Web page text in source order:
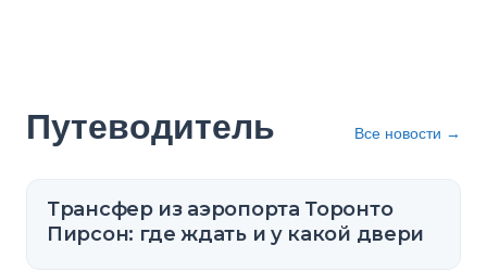
Путеводитель Все новости →
Трансфер из аэропорта Торонто
Пирсон: где ждать и у какой двери